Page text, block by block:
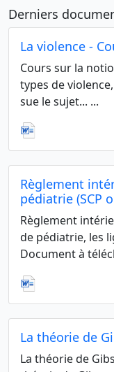
Derniers
La violence -
Cours sur la
types de
sue le sujet... ...
Règlement
pédiatrie (SCP
Règlement
de pédiatrie, les
Document à
La théorie de
La théorie de